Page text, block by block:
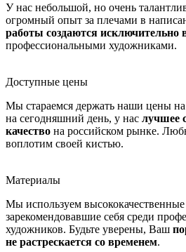
У нас небольшой, но очень
огромный опыт за плечами в
работы создаются исключительно
профессиональными художниками.
Доступные цены
Мы стараемся держать наши цены
на сегодняшний день, у нас лучшее
качество на российском рынке.
воплотим своей кистью.
Материалы
Мы используем
зарекомендовавшие себя среди
художников. Будьте уверены, Ваш
не растрескается со временем.